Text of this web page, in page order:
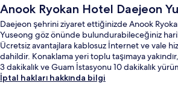
Anook Ryokan Hotel Daejeon
Daejeon şehrini ziyaret ettiğinizde Anook
Yuseong göz önünde bulundurabileceğiniz
Ücretsiz avantajlara kablosuz İnternet ve vale
dahildir. Konaklama yeri toplu taşımaya
3 dakikalık ve Guam İstasyonu 10 dakikalık
İptal hakları hakkında bilgi